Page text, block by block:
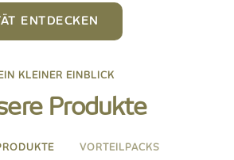
ENTDECKEN
KLEINER EINBLICK
Produkte
VORTEILPACKS